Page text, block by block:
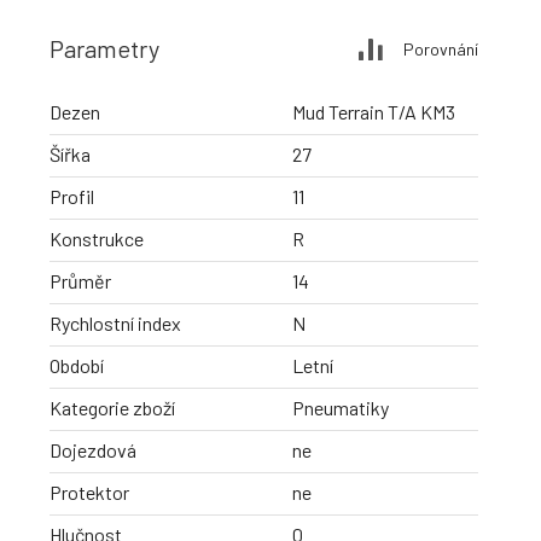
Parametry Porovnání
Dezen
Mud Terrain T/A KM3
Šířka
27
Profil
11
Konstrukce
R
Průměr
14
Rychlostní index
N
Období
Letní
Kategorie zboží
Pneumatiky
Dojezdová
ne
Protektor
ne
Hlučnost
0